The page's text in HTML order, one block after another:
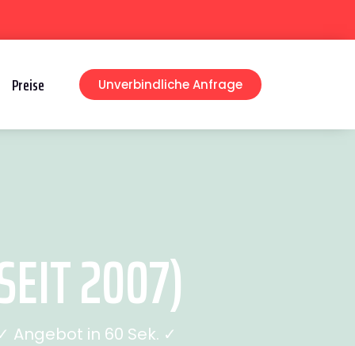
Preise Unverbindliche Anfrage
2007)
Angebot in 60 Sek. ✓